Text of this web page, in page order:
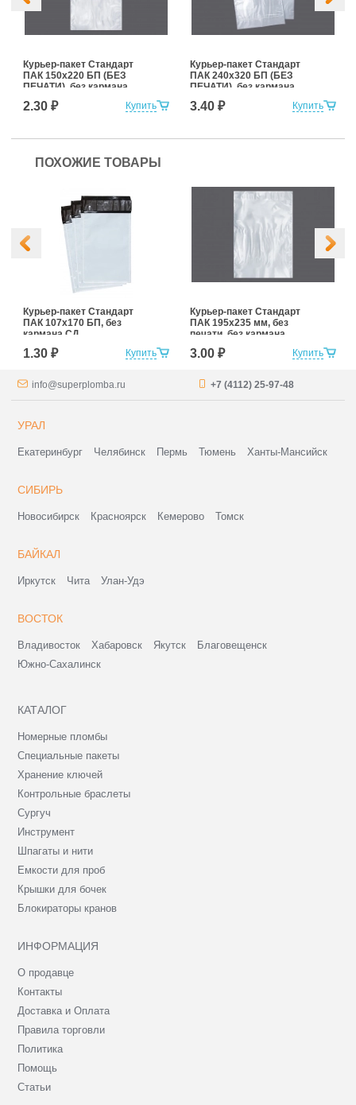
Купить
Курьер-пакет Стандарт
ПАК 150х220 БП (БЕЗ
ПЕЧАТИ), без кармана
2.30 ₽ Купить
Курьер-пакет Стандарт
ПАК 240х320 БП (БЕЗ
ПЕЧАТИ), без кармана
3.40 ₽
ПОХОЖИЕ ТОВАРЫ
Купить
Курьер-пакет Стандарт
ПАК 107х170 БП, без
кармана СД
1.30 ₽ Купить
Курьер-пакет Стандарт
ПАК 195х235 мм, без
печати, без кармана
3.00 ₽
info@superplomba.ru +7 (4112) 25-97-48
УРАЛ
Екатеринбург Челябинск Пермь Тюмень Ханты-Мансийск
СИБИРЬ
Новосибирск Красноярск Кемерово Томск
БАЙКАЛ
Иркутск Чита Улан-Удэ
ВОСТОК
Владивосток Хабаровск Якутск
Благовещенск
Южно-Сахалинск
КАТАЛОГ
Номерные пломбы
Специальные пакеты
Хранение ключей
Контрольные браслеты
Сургуч
Инструмент
Шпагаты и нити
Емкости для проб
Крышки для бочек
Блокираторы кранов
ИНФОРМАЦИЯ
О продавце
Контакты
Доставка и Оплата
Правила торговли
Политика
Помощь
Статьи